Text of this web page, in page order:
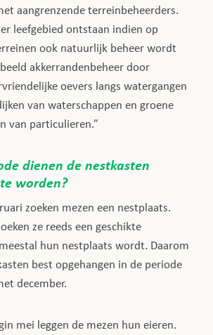
aangrenzende terreinbeheerders.
leefgebied ontstaan indien op
ook natuurlijk beheer wordt
akkerrandenbeheer door
oevers langs watergangen
van waterschappen en groene
van particulieren.”
dienen de nestkasten
worden?
zoeken mezen een nestplaats.
ze reeds een geschikte
hun nestplaats wordt. Daarom
best opgehangen in de periode
december.
mei leggen de mezen hun eieren.